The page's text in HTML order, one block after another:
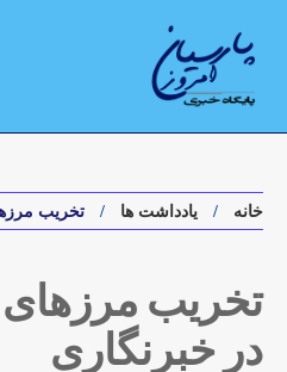
خانه یادداشت ها تخریب
تخریب
در خبرنگاری